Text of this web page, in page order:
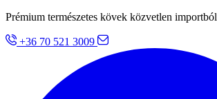
Prémium természetes kövek közvetlen importból
+36 70 521 3009